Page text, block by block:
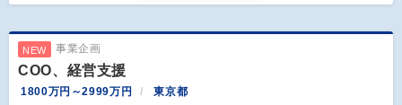
NEW 事業企画
COO、経営支援
1800万円～2999万円 東京都